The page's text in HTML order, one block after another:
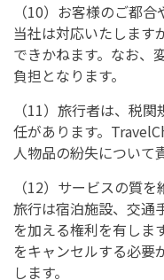
（10）お客様のご都
当社は対応いたします
できかねます。なお、
負担となります。
（11）旅行者は、税
任があります。
人物品の紛失について
（12）サービスの質
旅行は宿泊施設、交通
を加える権利を有しま
をキャンセルする必要
します。